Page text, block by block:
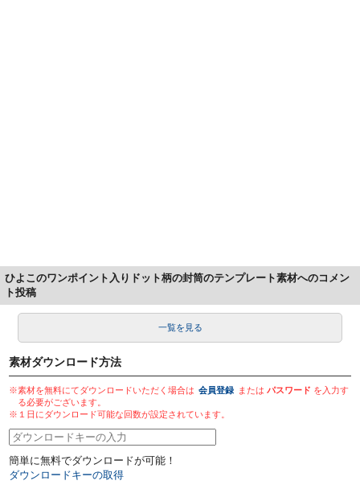
ひよこのワンポイント入りドット柄の封筒のテンプレート素材へのコメン
ト投稿
一覧を見る
素材ダウンロード方法
※素材を無料にてダウンロードいただく場合は 会員登録 またはパスワード を入力す
る必要がございます。
※１日にダウンロード可能な回数が設定されています。
簡単に無料でダウンロードが可能！
ダウンロードキーの取得